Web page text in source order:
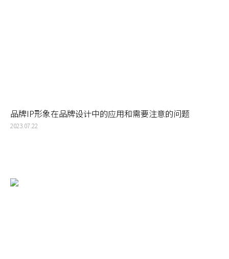
品牌IP形象在品牌设计中的应用和需要注意的问题
2023.07.22